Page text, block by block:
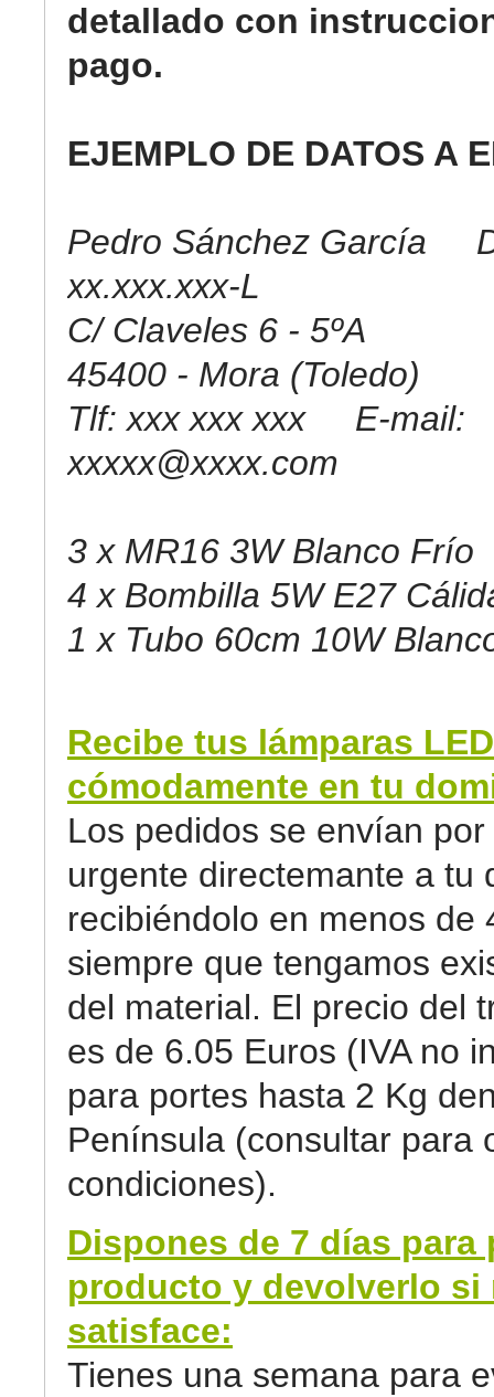
detallado con
pago.
EJEMPLO DE DATOS A
Pedro Sánchez García
xx.xxx.xxx-L
C/ Claveles 6 - 5ºA
45400 - Mora (Toledo)
Tlf: xxx xxx xxx E-mail:
xxxxx@xxxx.com
3 x MR16 3W Blanco Frío
4 x Bombilla 5W E27
1 x Tubo 60cm 10W
Recibe tus lámparas LED
cómodamente en tu
Los pedidos se envían
urgente directemante a tu
recibiéndolo en menos de
siempre que tengamos
del material. El precio del
es de 6.05 Euros (IVA no
para portes hasta 2 Kg
Península (consultar para
condiciones).
Dispones de 7 días para
producto y devolverlo si
satisface:
Tienes una semana para